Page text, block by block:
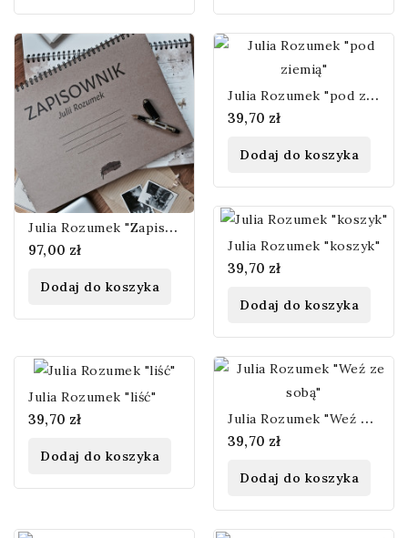
J
ulia Rozumek "Zapisownik"
97,00 zł
Dodaj do koszyka
J
ulia Rozumek "pod ziemią"
39,70 zł
Dodaj do koszyka
Julia Rozumek "koszyk"
39,70 zł
Dodaj do koszyka
Julia Rozumek "liść"
39,70 zł
Dodaj do koszyka
J
ulia Rozumek "Weź ze sobą"
39,70 zł
Dodaj do koszyka